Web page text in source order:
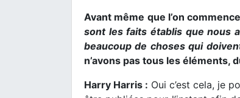
Avant même que l’on
sont les faits établis que nous
beaucoup de choses qui
n’avons pas tous les éléments,
Harry Harris : Oui c’est cela, je